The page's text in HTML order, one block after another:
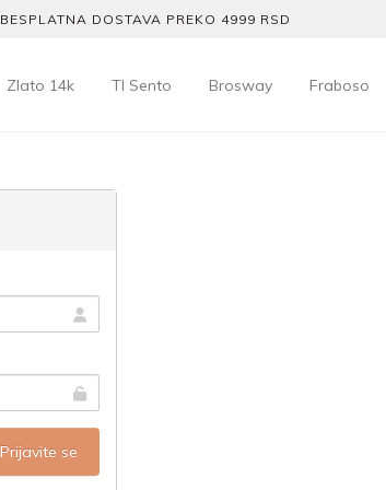
BESPLATNA DOSTAVA PREKO 4999 RSD
Zlato 14k TI Sento Brosway Fraboso